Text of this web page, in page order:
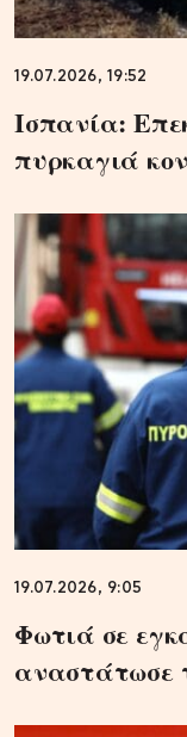
19.07.2026, 19:52
Ισπανία:
πυρκαγιά
19.07.2026, 9:05
Φωτιά σε
αναστάτωσε